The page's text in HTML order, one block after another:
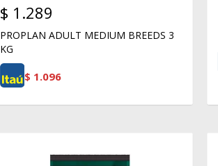
$ 1.289
PROPLAN ADULT MEDIUM BREEDS 3
KG
$ 1.096